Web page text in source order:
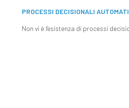
PROCESSI DECISIONALI
Non vi è l'esistenza di processi